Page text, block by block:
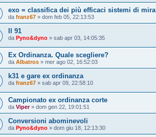
exo = classifica dei più efficaci sistemi di mira
da franz67 » dom feb 05, 22:13:53
Il 91
da Pyno&dyno » sab apr 03, 14:05:35
Ex Ordinanza. Quale scegliere?
da Albatros » mer ago 02, 16:52:03
k31 e gare ex ordinanza
da franz67 » sab apr 09, 22:58:10
Campionato ex ordinanza corte
da Viper» dom gen 22, 19:01:51
Conversioni abominevoli
da Pyno&dyno » dom giu 18, 12:13:30